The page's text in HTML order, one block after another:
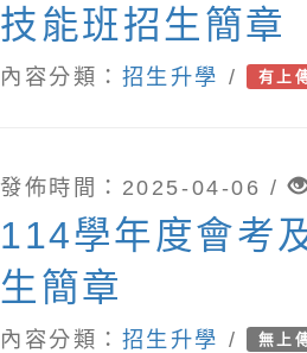
技能班招生簡章
內容分類： 招生升學 / 有上
發佈時間：2025-04-06 /
114學年度會考
生簡章
內容分類： 招生升學 / 無上